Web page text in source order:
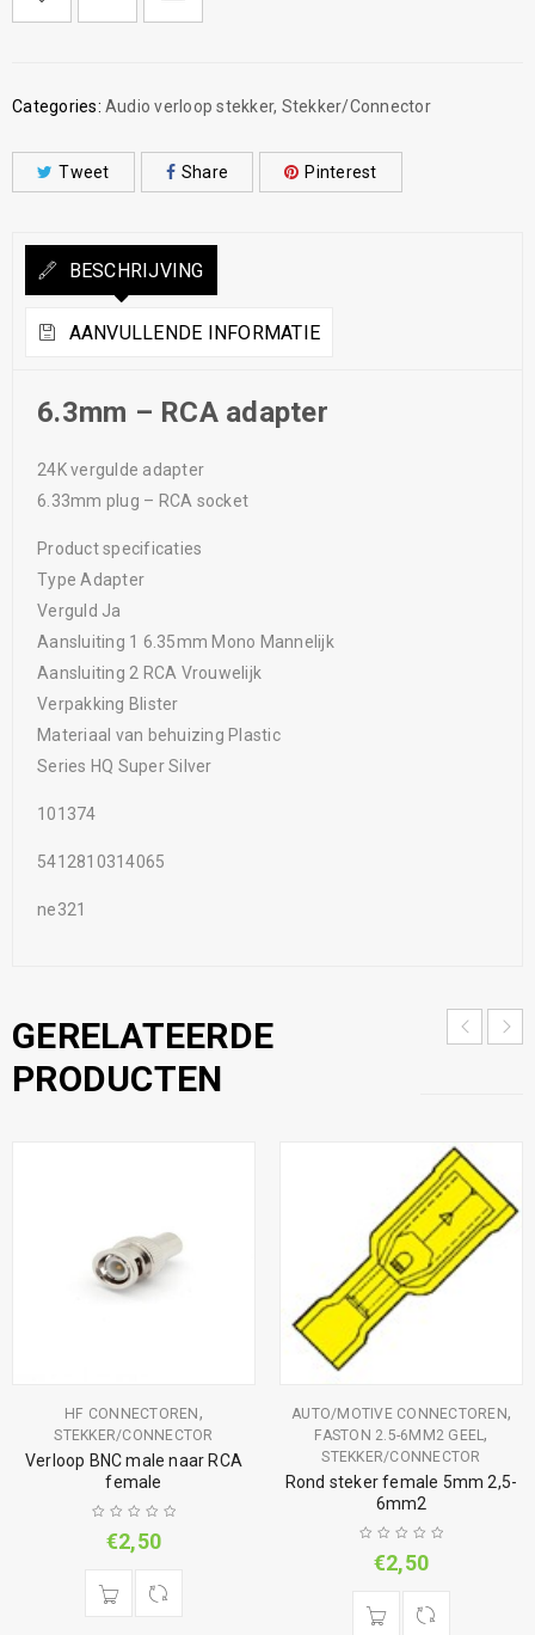
Categories: Audio verloop stekker, Stekker/Connector
Tweet Share Pinterest
BESCHRIJVING
AANVULLENDE INFORMATIE
6.3mm – RCA adapter
24K vergulde adapter
6.33mm plug – RCA socket
Product specificaties
Type Adapter
Verguld Ja
Aansluiting 1 6.35mm Mono Mannelijk
Aansluiting 2 RCA Vrouwelijk
Verpakking Blister
Materiaal van behuizing Plastic
Series HQ Super Silver
101374
5412810314065
ne321
GERELATEERDE
PRODUCTEN
HF CONNECTOREN ,
STEKKER/CONNECTOR
Verloop BNC male naar RCA
female
€2,50
AUTO/MOTIVE CONNECTOREN,
FASTON 2.5-6MM2 GEEL,
STEKKER/CONNECTOR
Rond steker female 5mm 2,5-
6mm2
€2,50